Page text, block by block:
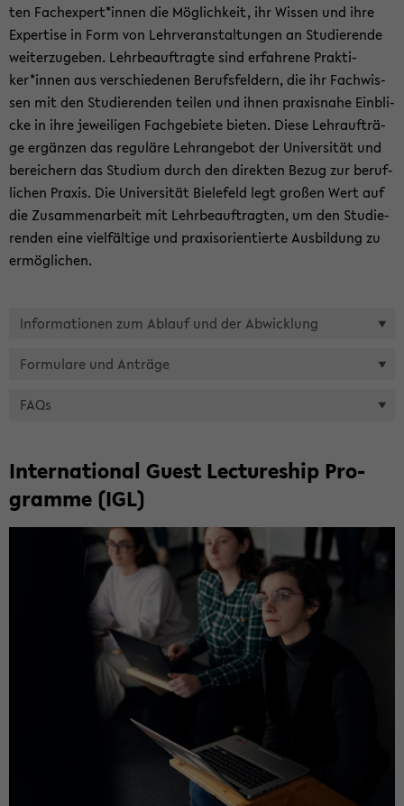
ten Fach­ex­pert*innen die Mög­lich­keit, ihr Wis­sen und ihre
Ex­per­ti­se in Form von Lehr­ver­an­stal­tun­gen an Stu­die­ren­de
wei­ter­zu­ge­ben. Lehr­be­auf­trag­te sind er­fah­re­ne Prak­ti­
ker*innen aus ver­schie­de­nen Be­rufs­fel­dern, die ihr Fach­wis­
sen mit den Stu­die­ren­den tei­len und ihnen pra­xis­na­he Ein­bli­
cke in ihre je­wei­li­gen Fach­ge­bie­te bie­ten. Diese Lehr­auf­trä­
ge er­gän­zen das re­gu­lä­re Lehr­an­ge­bot der Uni­ver­si­tät und
be­rei­chern das Stu­di­um durch den di­rek­ten Bezug zur be­ruf­
li­chen Pra­xis. Die Uni­ver­si­tät Bie­le­feld legt gro­ßen Wert auf
die Zu­sam­men­ar­beit mit Lehr­be­auf­trag­ten, um den Stu­die­
ren­den eine viel­fäl­ti­ge und pra­xis­ori­en­tier­te Aus­bil­dung zu
er­mög­li­chen.
In­for­ma­tio­nen zum Ab­lauf und der Ab­wick­lung
For­mu­la­re und An­trä­ge
FAQs
In­ter­na­tio­nal Guest Lec­ture­ship Pro­
gram­me (IGL)